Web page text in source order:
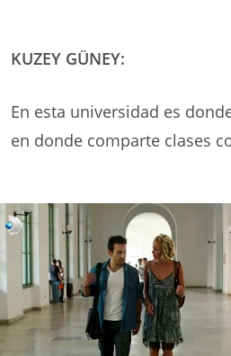
KUZEY GÜNEY:
En esta universidad es
en donde comparte clases